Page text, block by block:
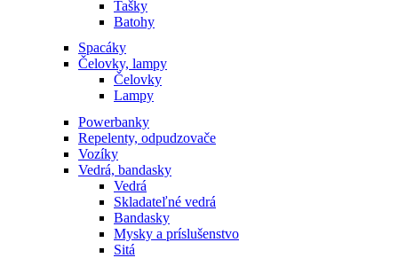
Tašky
Batohy
Spacáky
Čelovky, lampy
Čelovky
Lampy
Powerbanky
Repelenty, odpudzovače
Vozíky
Vedrá, bandasky
Vedrá
Skladateľné vedrá
Bandasky
Mysky a príslušenstvo
Sitá